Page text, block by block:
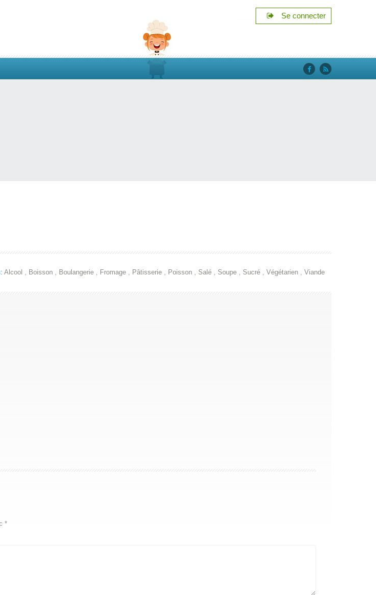
Se connecter
‘facebook’
‘rss’
Alcool , Boisson , Boulangerie , Fromage , Pâtisserie , Poisson , Salé , Soupe , Sucré , Végétarien , Viande
*